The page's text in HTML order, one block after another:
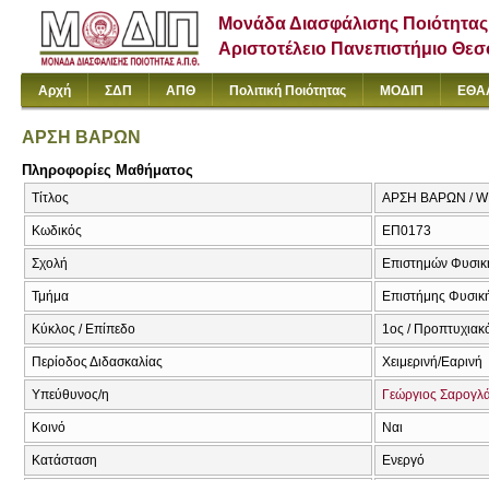
Μονάδα Διασφάλισης Ποιότητας
Αριστοτέλειο Πανεπιστήμιο
Αρχή ΣΔΠ ΑΠΘ Πολιτική Ποιότητας ΜΟΔΙΠ
ΑΡΣΗ ΒΑΡΩΝ
Πληροφορίες Μαθήματος
Τίτλος ΑΡΣΗ ΒΑΡΩΝ /
Κωδικός ΕΠ0173
Σχολή Επιστημών
Τμήμα Επιστήμης
Κύκλος / Επίπεδο 1ος /
Περίοδος Διδασκαλίας Χειμερινή/Εαρινή
Υπεύθυνος/η Γεώργιος
Κοινό Ναι
Κατάσταση Ενεργό